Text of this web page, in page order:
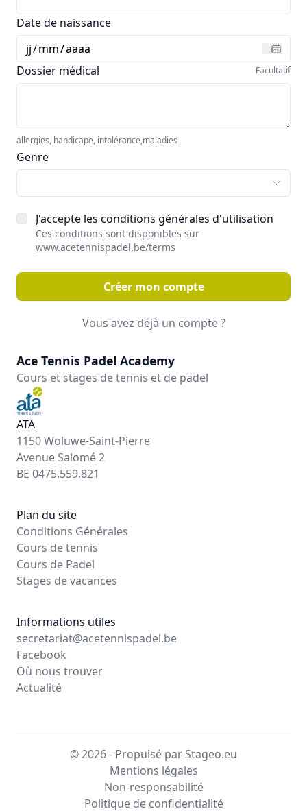
Date de naissance
jj/mm/aaaa
Dossier médical
Facultatif
allergies, handicape, intolérance,maladies
Genre
J'accepte les conditions générales d'utilisation
Ces conditions sont disponibles sur
www.acetennispadel.be/terms
Créer mon compte
Vous avez déjà un compte ?
Ace Tennis Padel Academy
Cours et stages de tennis et de padel
ATA
1150 Woluwe-Saint-Pierre
Avenue Salomé 2
BE 0475.559.821
Plan du site
Conditions Générales
Cours de tennis
Cours de Padel
Stages de vacances
Informations utiles
secretariat@acetennispadel.be
Facebook
Où nous trouver
Actualité
© 2026 - Propulsé par Stageo.eu
Mentions légales
Non-responsabilité
Politique de confidentialité